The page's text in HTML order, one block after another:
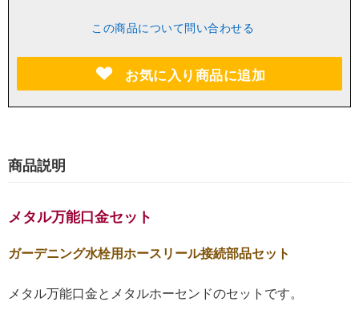
この商品について問い合わせる
お気に入り商品に追加
商品説明
メタル万能口金セット
ガーデニング水栓用ホースリール接続部品セット
メタル万能口金とメタルホーセンドのセットです。